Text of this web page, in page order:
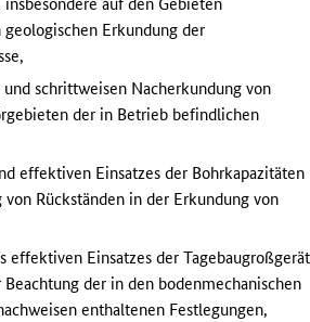
auf den Gebieten
Erkundung der
schrittweisen Nacherkundung von
der in Betrieb befindlichen
effektiven Einsatzes der Bohrkapazitäten
Rückständen in der Erkundung von
effektiven Einsatzes der
der in den bodenmechanischen
enthaltenen Festlegungen,